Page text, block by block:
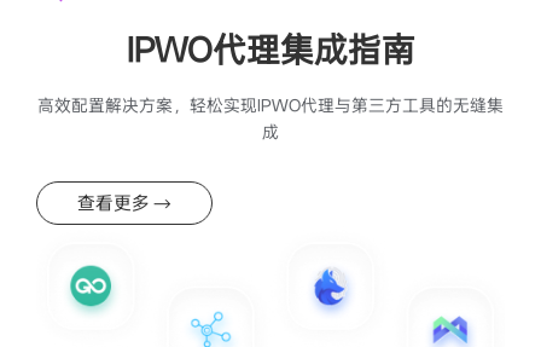
IPWO代理集成指南
高效配置解决方案，轻松实现IPWO代理与第三方工具的无缝集
成
查看更多 →